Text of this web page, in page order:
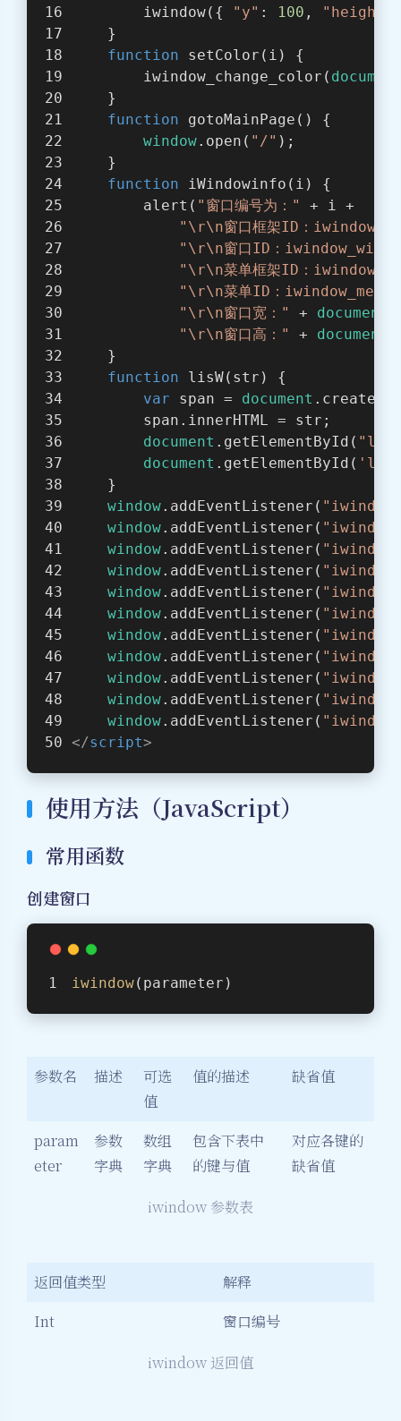
        iwindow({
"y" : 100 , "height"
    }
function
setColor ( i ) {
        iwindow_change_color(
    }
function
gotoMainPage ( ) {
window.open( "/" );
    }
function
iWindowinfo ( i ) {
        alert(
"窗口编号为："
+ i +
"\r\n窗口框架ID：
"\r\n窗口ID：
"\r\n菜单框架ID：
"\r\n菜单ID：
"\r\n窗口宽："
+ document
"\r\n窗口高："
+ document
    }
function
lisW( str ) {
var span = document
        span.innerHTML = str;
document .getElementById(
document .getElementById(
    }
window.addEventListener(
window.addEventListener(
window.addEventListener(
window.addEventListener(
window.addEventListener(
window.addEventListener(
window.addEventListener(
window.addEventListener(
window.addEventListener(
window.addEventListener(
window.addEventListener(
</script>
使用方法（JavaScript）
常用函数
创建窗口
iwindow(parameter)
参数名 描述
可选
值
值的描述 缺省值
param
eter
参数
字典
数组
字典
包含下表中
的键与值
对应各键的
缺省值
iwindow 参数表
返回值类型
解释
Int
窗口编号
iwindow 返回值